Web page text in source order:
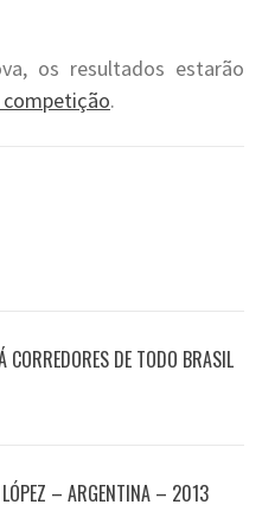
os resultados estarão
.
CORREDORES DE TODO BRASIL
– ARGENTINA – 2013